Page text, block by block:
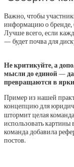
Важно, чтобы
информацию о бренде,
Лучше всего, если
— будет почва для
Не критикуйте, а
мысли до единой —
превращаются в
Пример из нашей
концепцию для
штормит целая
использовать картины
команда добавила
постов.